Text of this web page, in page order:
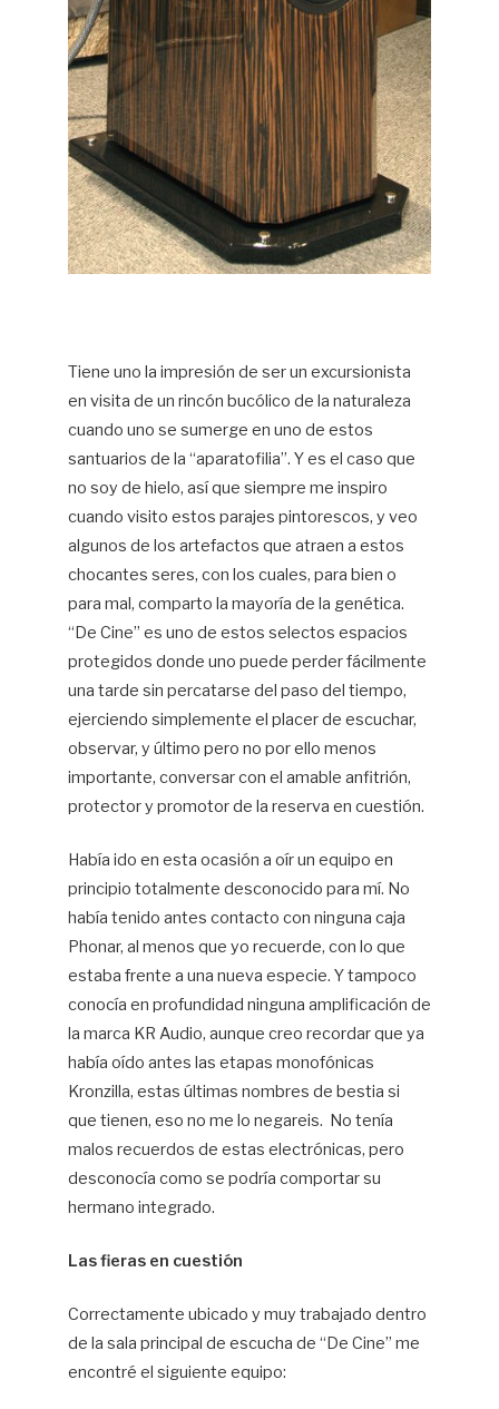
Tiene uno la impresión de ser un excursionista
en visita de un rincón bucólico de la naturaleza
cuando uno se sumerge en uno de estos
santuarios de la “aparatofilia”. Y es el caso que
no soy de hielo, así que siempre me inspiro
cuando visito estos parajes pintorescos, y veo
algunos de los artefactos que atraen a estos
chocantes seres, con los cuales, para bien o
para mal, comparto la mayoría de la genética.
“De Cine” es uno de estos selectos espacios
protegidos donde uno puede perder fácilmente
una tarde sin percatarse del paso del tiempo,
ejerciendo simplemente el placer de escuchar,
observar, y último pero no por ello menos
importante, conversar con el amable anfitrión,
protector y promotor de la reserva en cuestión.
Había ido en esta ocasión a oír un equipo en
principio totalmente desconocido para mí. No
había tenido antes contacto con ninguna caja
Phonar, al menos que yo recuerde, con lo que
estaba frente a una nueva especie. Y tampoco
conocía en profundidad ninguna amplificación de
la marca KR Audio, aunque creo recordar que ya
había oído antes las etapas monofónicas
Kronzilla, estas últimas nombres de bestia si
que tienen, eso no me lo negareis. No tenía
malos recuerdos de estas electrónicas, pero
desconocía como se podría comportar su
hermano integrado.
Las fieras en cuestión
Correctamente ubicado y muy trabajado dentro
de la sala principal de escucha de “De Cine” me
encontré el siguiente equipo: